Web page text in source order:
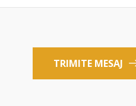
TRIMITE MESAJ